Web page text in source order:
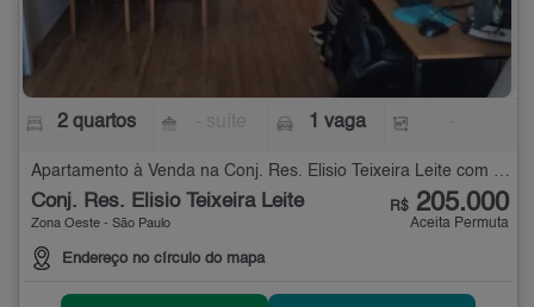
2 quartos 1 vaga
Apartamento à Venda na Conj. Res. Elisio Teixeira Leite com 2 quartos
Conj. Res. Elisio Teixeira Leite
Zona Oeste - São Paulo
Endereço no círculo do mapa
R$ 205.000
Aceita Permuta